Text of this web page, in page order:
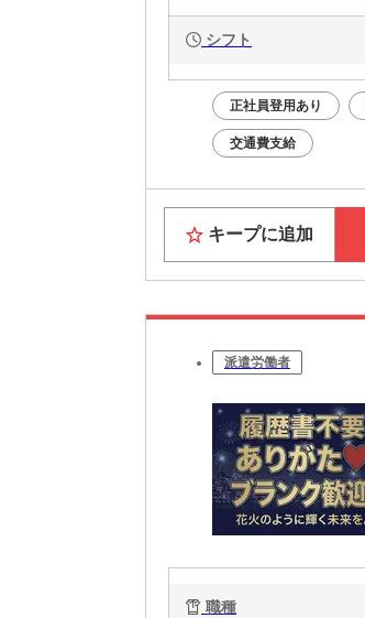
シフト
正社員登用あり
交通費支給
キープに追加
派遣労働者
職種